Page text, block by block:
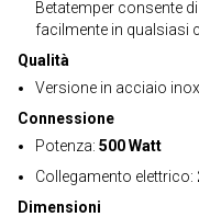
Betatemper consente
facilmente in qualsiasi
Qualità
Versione in acciaio inox
Connessione
Potenza: 500 Watt
Collegamento elettrico:
Dimensioni